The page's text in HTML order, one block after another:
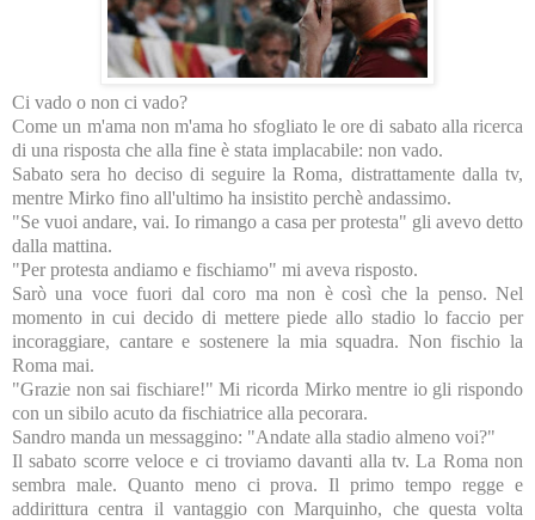
Ci vado o non ci vado?
Come un m'ama non m'ama ho sfogliato le ore di sabato alla ricerca
di una risposta che alla fine è stata implacabile: non vado.
Sabato sera ho deciso di seguire la Roma, distrattamente dalla tv,
mentre Mirko fino all'ultimo ha insistito perchè andassimo.
"Se vuoi andare, vai. Io rimango a casa per protesta" gli avevo detto
dalla mattina.
"Per protesta andiamo e fischiamo" mi aveva risposto.
Sarò una voce fuori dal coro ma non è così che la penso. Nel
momento in cui decido di mettere piede allo stadio lo faccio per
incoraggiare, cantare e sostenere la mia squadra. Non fischio la
Roma mai.
"Grazie non sai fischiare!" Mi ricorda Mirko mentre io gli rispondo
con un sibilo acuto da fischiatrice alla pecorara.
Sandro manda un messaggino: "Andate alla stadio almeno voi?"
Il sabato scorre veloce e ci troviamo davanti alla tv. La Roma non
sembra male. Quanto meno ci prova. Il primo tempo regge e
addirittura centra il vantaggio con Marquinho, che questa volta